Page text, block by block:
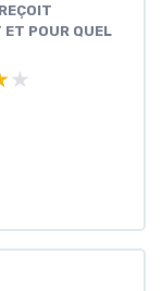
ET POUR QUEL